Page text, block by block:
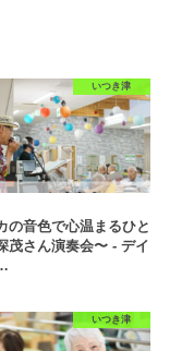
いつき津
の音色で心温まるひと
茂さん演奏会〜 - デイ
いつき津